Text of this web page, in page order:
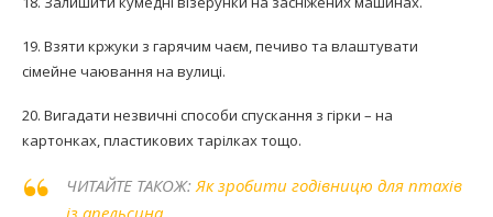
19. Взяти кржуки з гарячим чаєм, печиво та влаштувати
сімейне чаювання на вулиці.
20. Вигадати незвичні способи спускання з гірки – на
картонках, пластикових тарілках тощо.
ЧИТАЙТЕ ТАКОЖ: Як зробити годівницю для птахів
із апельсина